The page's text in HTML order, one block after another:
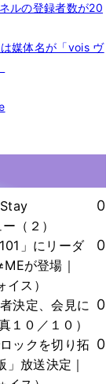
ルの登録者数が20
媒体名が「vois ヴ
Stay
（２）
0
」にリーダ
が登場｜
ス）
0
決定、会見に
１０／１０）
0
ックを切り拓
放送決定｜
0